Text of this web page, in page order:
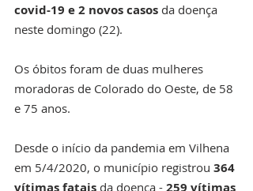
covid-19 e 2 novos casos da doença
neste domingo (22).
Os óbitos foram de duas mulheres
moradoras de Colorado do Oeste, de 58
e 75 anos.
Desde o início da pandemia em Vilhena
em 5/4/2020, o município registrou 364
da doença -